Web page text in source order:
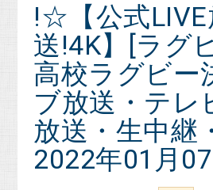
!☆【公式LIVE
送!4K】[ラグ
高校ラグビー
ブ放送・テレ
放送・生中継
2022年01月